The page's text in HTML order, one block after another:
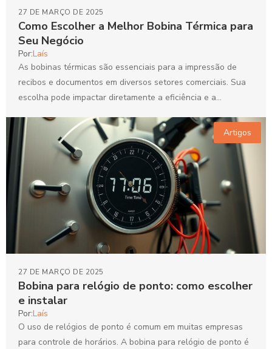
Como Escolher a Melhor Bobina Térmica para
Seu Negócio
27 DE MARÇO DE 2025
Por:Laís
As bobinas térmicas são essenciais para a impressão de
recibos e documentos em diversos setores comerciais. Sua
escolha pode impactar diretamente a eficiência e a...
Artigos
Bobina para relógio de ponto: como escolher
e instalar
27 DE MARÇO DE 2025
Por:Laís
O uso de relógios de ponto é comum em muitas empresas
para controle de horários. A bobina para relógio de ponto é